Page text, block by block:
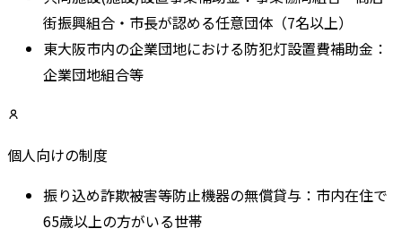
街振興組合・市長が認める任意団体（7名以上）
東大阪市内の企業団地における防犯灯設置費補助金 ：
企業団地組合等
個人向けの制度
振り込め詐欺被害等防止機器の無償貸与 ： 市内在住で
65歳以上の方がいる世帯